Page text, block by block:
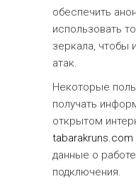
обеспечить
использовать
зеркала, чтобы
атак.
Некоторые
получать
открытом
tabarakruns.com
данные о
подключения.